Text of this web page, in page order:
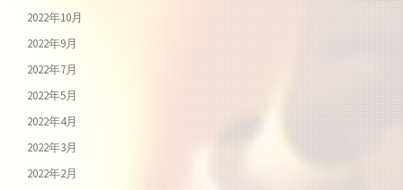
2022年10月
2022年9月
2022年7月
2022年5月
2022年4月
2022年3月
2022年2月